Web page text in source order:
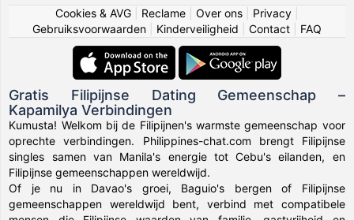
Cookies & AVG
Reclame Over ons Privacy
Gebruiksvoorwaarden
Kinderveiligheid Contact FAQ
Gratis Filipijnse Dating Gemeenschap –
Kapamilya Verbindingen
Kumusta! Welkom bij de Filipijnen's warmste gemeenschap voor
oprechte verbindingen. Philippines-chat.com brengt Filipijnse
singles samen van Manila's energie tot Cebu's eilanden, en
Filipijnse gemeenschappen wereldwijd.
Of je nu in Davao's groei, Baguio's bergen of Filipijnse
gemeenschappen wereldwijd bent, verbind met compatibele